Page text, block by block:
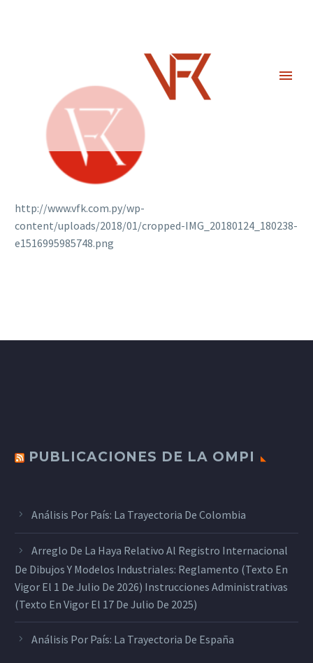
http://www.vfk.com.py/wp-
content/uploads/2018/01/cropped-IMG_20180124_180238-
e1516995985748.png
PUBLICACIONES DE LA OMPI
Análisis Por País: La Trayectoria De Colombia
Arreglo De La Haya Relativo Al Registro Internacional
De Dibujos Y Modelos Industriales: Reglamento (texto En
Vigor El 1 De Julio De 2026) Instrucciones Administrativas
(texto En Vigor El 17 De Julio De 2025)
Análisis Por País: La Trayectoria De España